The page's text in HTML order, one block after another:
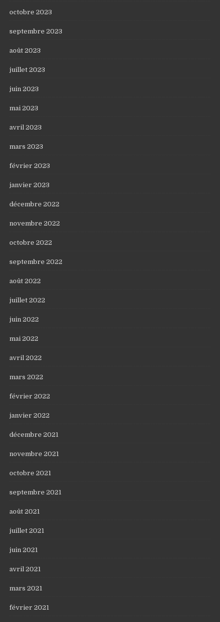
octobre 2023
septembre 2023
août 2023
juillet 2023
juin 2023
mai 2023
avril 2023
mars 2023
février 2023
janvier 2023
décembre 2022
novembre 2022
octobre 2022
septembre 2022
août 2022
juillet 2022
juin 2022
mai 2022
avril 2022
mars 2022
février 2022
janvier 2022
décembre 2021
novembre 2021
octobre 2021
septembre 2021
août 2021
juillet 2021
juin 2021
avril 2021
mars 2021
février 2021